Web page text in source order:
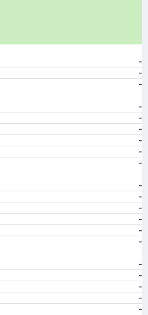
-
-
-
-
-
-
-
-
-
-
-
-
-
-
-
-
-
-
-
-